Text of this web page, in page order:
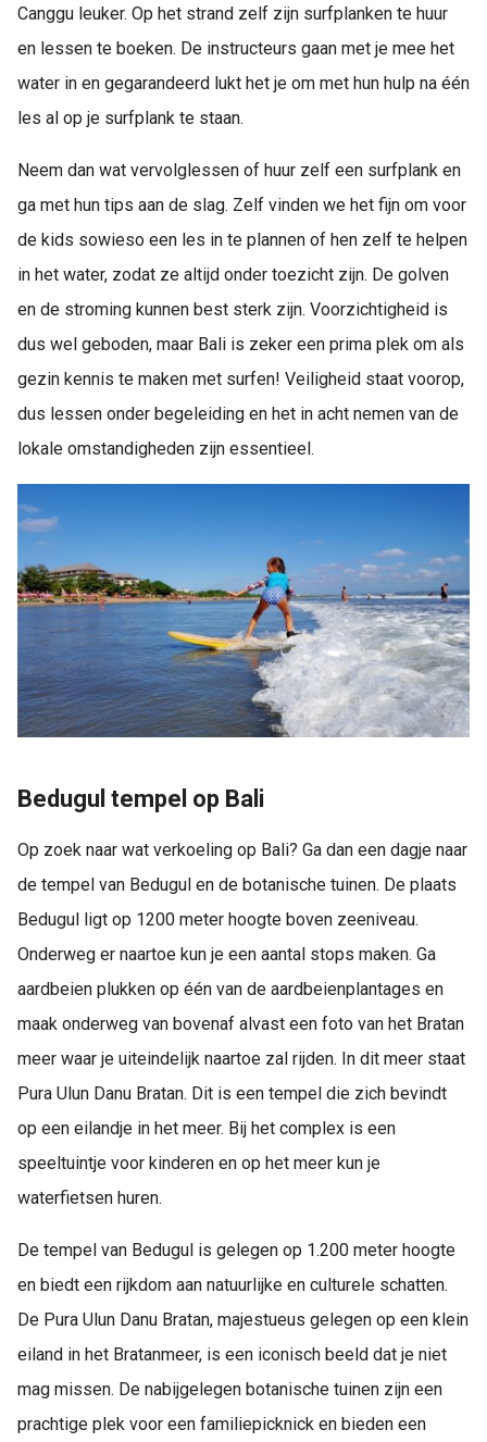
Canggu leuker. Op het strand zelf zijn surfplanken te huur
en lessen te boeken. De instructeurs gaan met je mee het
water in en gegarandeerd lukt het je om met hun hulp na één
les al op je surfplank te staan.
Neem dan wat vervolglessen of huur zelf een surfplank en
ga met hun tips aan de slag. Zelf vinden we het fijn om voor
de kids sowieso een les in te plannen of hen zelf te helpen
in het water, zodat ze altijd onder toezicht zijn. De golven
en de stroming kunnen best sterk zijn. Voorzichtigheid is
dus wel geboden, maar Bali is zeker een prima plek om als
gezin kennis te maken met surfen! Veiligheid staat voorop,
dus lessen onder begeleiding en het in acht nemen van de
lokale omstandigheden zijn essentieel.
Bedugul tempel op Bali
Op zoek naar wat verkoeling op Bali? Ga dan een dagje naar
de tempel van Bedugul en de botanische tuinen. De plaats
Bedugul ligt op 1200 meter hoogte boven zeeniveau.
Onderweg er naartoe kun je een aantal stops maken. Ga
aardbeien plukken op één van de aardbeienplantages en
maak onderweg van bovenaf alvast een foto van het Bratan
meer waar je uiteindelijk naartoe zal rijden. In dit meer staat
Pura Ulun Danu Bratan. Dit is een tempel die zich bevindt
op een eilandje in het meer. Bij het complex is een
speeltuintje voor kinderen en op het meer kun je
waterfietsen huren.
De tempel van Bedugul is gelegen op 1.200 meter hoogte
en biedt een rijkdom aan natuurlijke en culturele schatten.
De Pura Ulun Danu Bratan, majestueus gelegen op een klein
eiland in het Bratanmeer, is een iconisch beeld dat je niet
mag missen. De nabijgelegen botanische tuinen zijn een
prachtige plek voor een familiepicknick en bieden een